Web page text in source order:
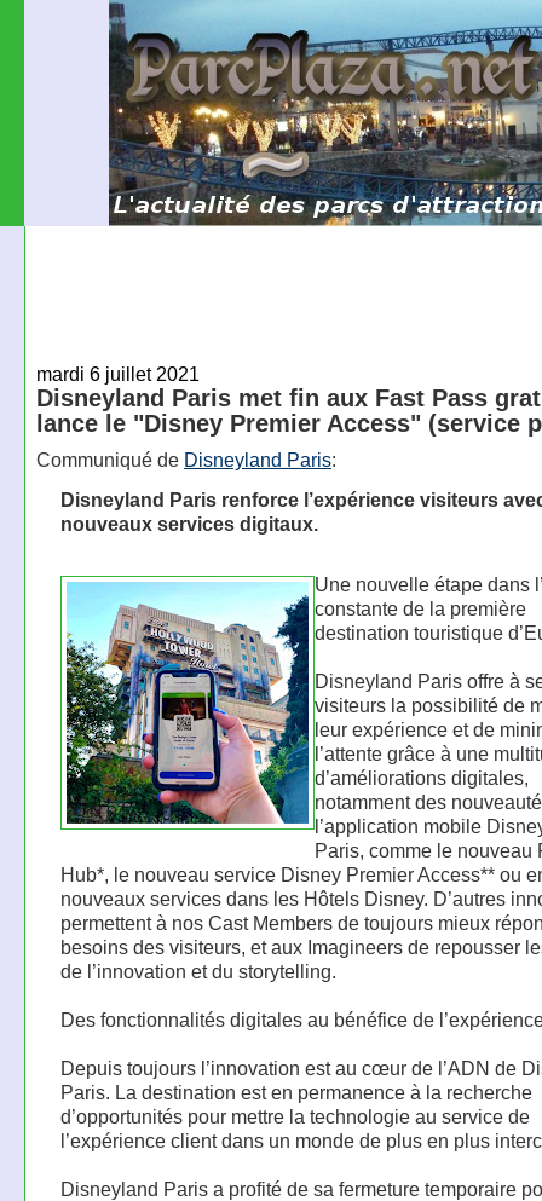
mardi 6 juillet 2021
Disneyland Paris met fin aux Fast Pass
lance le "Disney Premier Access" (service
Communiqué de Disneyland Paris:
Disneyland Paris renforce l’expérience visiteurs
nouveaux services digitaux.
Une nouvelle étape dans
constante de la première
destination touristique
Disneyland Paris offre à
visiteurs la possibilité de
leur expérience et de
l’attente grâce à une
d’améliorations digitales,
notamment des
l’application mobile
Paris, comme le nouveau
Hub*, le nouveau service Disney Premier Access** ou
nouveaux services dans les Hôtels Disney. D’autres
permettent à nos Cast Members de toujours mieux
besoins des visiteurs, et aux Imagineers de repousser
de l’innovation et du storytelling.
Des fonctionnalités digitales au bénéfice de
Depuis toujours l’innovation est au cœur de l’ADN de
Paris. La destination est en permanence à la recherche
d’opportunités pour mettre la technologie au service de
l’expérience client dans un monde de plus en plus
Disneyland Paris a profité de sa fermeture temporaire